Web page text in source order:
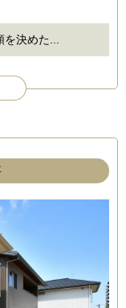
を決めた...